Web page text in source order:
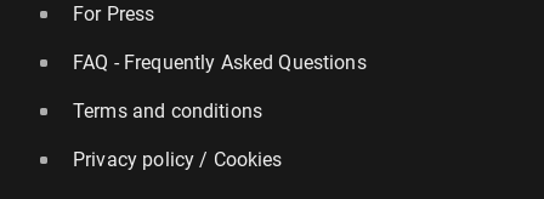
For Press
FAQ - Frequently Asked Questions
Terms and conditions
Privacy policy / Cookies